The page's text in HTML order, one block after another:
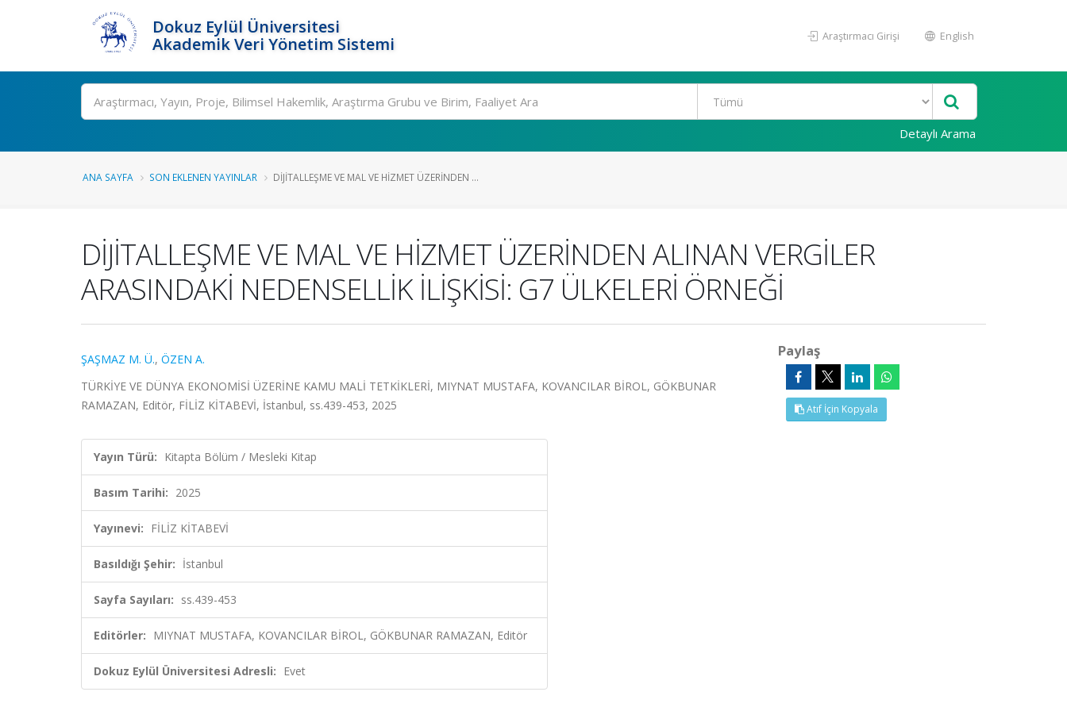
Dokuz Eylül Üniversitesi
Akademik Veri Yönetim Sistemi
Araştırmacı Girişi English
Ara
Detaylı Arama
ANA SAYFA SON EKLENEN YAYINLAR DİJİTALLEŞME VE MAL VE HİZMET ÜZERİNDEN ...
DİJİTALLEŞME VE MAL VE HİZMET ÜZERİNDEN ALINAN VERGİLER
ARASINDAKİ NEDENSELLİK İLİŞKİSİ: G7 ÜLKELERİ ÖRNEĞİ
ŞAŞMAZ M. Ü., ÖZEN A.
TÜRKİYE VE DÜNYA EKONOMİSİ ÜZERİNE KAMU MALİ TETKİKLERİ, MIYNAT MUSTAFA, KOVANCILAR BİROL, GÖKBUNAR
RAMAZAN, Editör, FİLİZ KİTABEVİ, İstanbul, ss.439-453, 2025
Yayın Türü: Kitapta Bölüm / Mesleki Kitap
Basım Tarihi: 2025
Yayınevi: FİLİZ KİTABEVİ
Basıldığı Şehir: İstanbul
Sayfa Sayıları: ss.439-453
Editörler: MIYNAT MUSTAFA, KOVANCILAR BİROL, GÖKBUNAR RAMAZAN, Editör
Dokuz Eylül Üniversitesi Adresli: Evet
Paylaş
Atıf İçin Kopyala